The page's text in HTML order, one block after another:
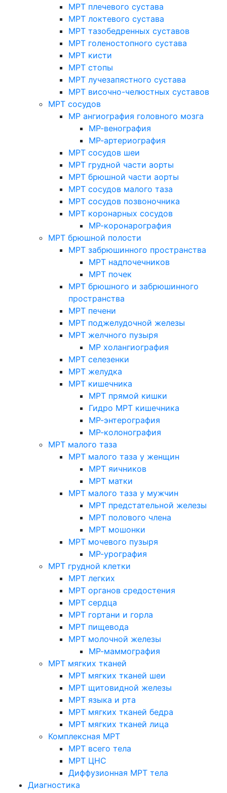
МРТ плечевого сустава
МРТ локтевого сустава
МРТ тазобедренных суставов
МРТ голеностопного сустава
МРТ кисти
МРТ стопы
МРТ лучезапястного сустава
МРТ височно-челюстных суставов
МРТ сосудов
МР ангиография головного мозга
МР-венография
МР-артериография
МРТ сосудов шеи
МРТ грудной части аорты
МРТ брюшной части аорты
МРТ сосудов малого таза
МРТ сосудов позвоночника
МРТ коронарных сосудов
МР-коронарография
МРТ брюшной полости
МРТ забрюшинного пространства
МРТ надпочечников
МРТ почек
МРТ брюшного и забрюшинного
пространства
МРТ печени
МРТ поджелудочной железы
МРТ желчного пузыря
МР холангиография
МРТ селезенки
МРТ желудка
МРТ кишечника
МРТ прямой кишки
Гидро МРТ кишечника
МР-энтерография
МР-колонография
МРТ малого таза
МРТ малого таза у женщин
МРТ яичников
МРТ матки
МРТ малого таза у мужчин
МРТ предстательной железы
МРТ полового члена
МРТ мошонки
МРТ мочевого пузыря
МР-урография
МРТ грудной клетки
МРТ легких
МРТ органов средостения
МРТ сердца
МРТ гортани и горла
МРТ пищевода
МРТ молочной железы
МР-маммография
МРТ мягких тканей
МРТ мягких тканей шеи
МРТ щитовидной железы
МРТ языка и рта
МРТ мягких тканей бедра
МРТ мягких тканей лица
Комплексная МРТ
МРТ всего тела
МРТ ЦНС
Диффузионная МРТ тела
Диагностика